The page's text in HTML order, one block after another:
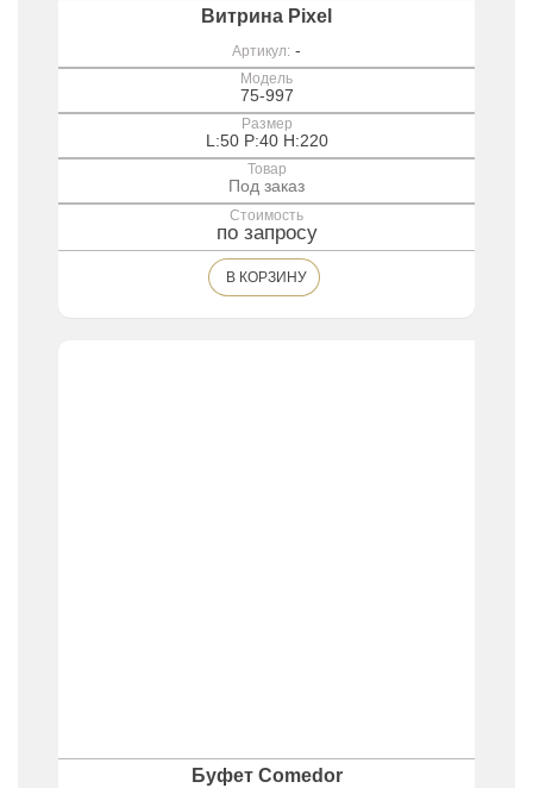
Витрина Pixel
Артикул: -
Модель
75-997
Размер
L:50 P:40 H:220
Товар
Под заказ
Стоимость
по запросу
В КОРЗИНУ
Буфет Comedor